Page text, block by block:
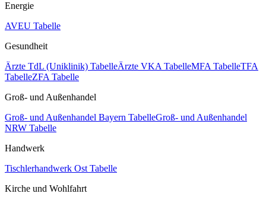
Energie
AVEU Tabelle
Gesundheit
Ärzte TdL (Uniklinik) TabelleÄrzte VKA TabelleMFA TabelleTFA
TabelleZFA Tabelle
Groß- und Außenhandel
Groß- und Außenhandel Bayern TabelleGroß- und Außenhandel
NRW Tabelle
Handwerk
Tischlerhandwerk Ost Tabelle
Kirche und Wohlfahrt